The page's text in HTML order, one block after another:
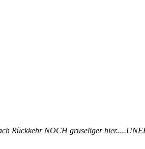
Rückkehr NOCH gruseliger